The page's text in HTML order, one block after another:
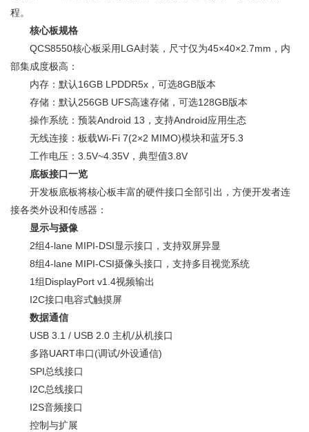
程。
核心板规格
QCS8550核心板采用LGA封装，尺寸仅为45×40×2.7mm，内
部集成度极高：
内存：默认16GB LPDDR5x，可选8GB版本
存储：默认256GB UFS高速存储，可选128GB版本
操作系统：预装Android 13，支持Android应用生态
无线连接：板载Wi-Fi 7(2×2 MIMO)模块和蓝牙5.3
工作电压：3.5V~4.35V，典型值3.8V
底板接口一览
开发板底板将核心板丰富的硬件接口全部引出，方便开发者连
接各类外设和传感器：
显示与摄像
2组4-lane MIPI-DSI显示接口，支持双屏异显
8组4-lane MIPI-CSI摄像头接口，支持多目视觉系统
1组DisplayPort v1.4视频输出
I2C接口电容式触摸屏
数据通信
USB 3.1 / USB 2.0 主机/从机接口
多路UART串口(调试/外设通信)
SPI总线接口
I2C总线接口
I2S音频接口
控制与扩展